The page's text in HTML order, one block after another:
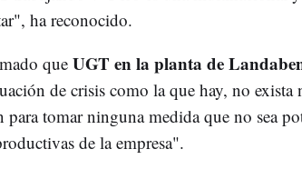
ha reconocido.
queUGT en la planta de
de crisis como la que hay, no
para tomar ninguna medida que no sea
de la empresa".